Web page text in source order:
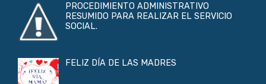
PROCEDIMIENTO ADMINISTRATIVO
RESUMIDO PARA REALIZAR EL SERVICIO
SOCIAL.
FELIZ DÍA DE LAS MADRES